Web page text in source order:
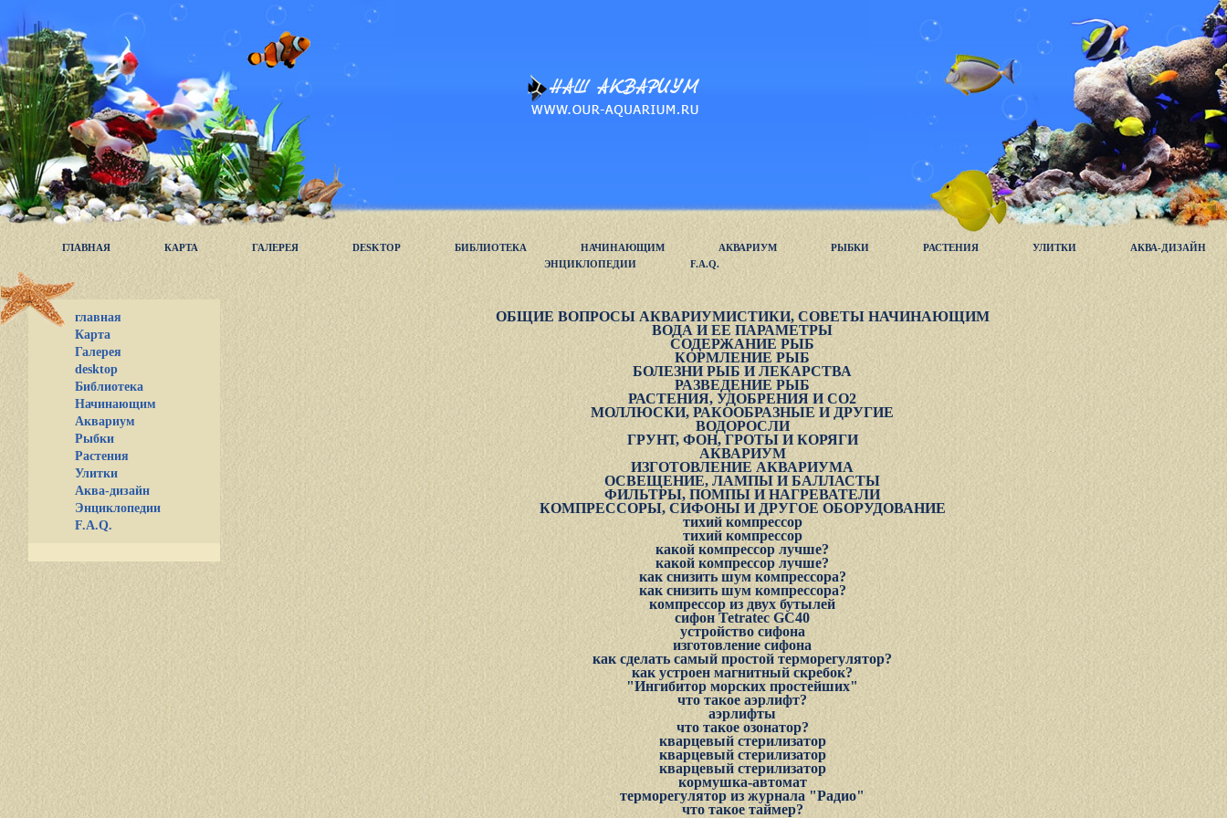
ГЛАВНАЯ КАРТА ГАЛЕРЕЯ DESKTOP БИБЛИОТЕКА НАЧИНАЮЩИМ АКВАРИУМ РЫБКИ РАСТЕНИЯ УЛИТКИ
АКВА-ДИЗАЙН
ЭНЦИКЛОПЕДИИ
F.A.Q.
главная
Карта
Галерея
desktop
Библиотека
Начинающим
Аквариум
Рыбки
Растения
Улитки
Аква-дизайн
Энциклопедии
F.A.Q.
ОБЩИЕ ВОПРОСЫ АКВАРИУМИСТИКИ, СОВЕТЫ НАЧИНАЮЩИМ
ВОДА И ЕЕ ПАРАМЕТРЫ
СОДЕРЖАНИЕ РЫБ
КОРМЛЕНИЕ РЫБ
БОЛЕЗНИ РЫБ И ЛЕКАРСТВА
РАЗВЕДЕНИЕ РЫБ
РАСТЕНИЯ, УДОБРЕНИЯ И CO2
МОЛЛЮСКИ, РАКООБРАЗНЫЕ И ДРУГИЕ
ВОДОРОСЛИ
ГРУНТ, ФОН, ГРОТЫ И КОРЯГИ
АКВАРИУМ
ИЗГОТОВЛЕНИЕ АКВАРИУМА
ОСВЕЩЕНИЕ, ЛАМПЫ И БАЛЛАСТЫ
ФИЛЬТРЫ, ПОМПЫ И НАГРЕВАТЕЛИ
КОМПРЕССОРЫ, СИФОНЫ И ДРУГОЕ ОБОРУДОВАНИЕ
тихий компрессор
тихий компрессор
какой компрессор лучше?
какой компрессор лучше?
как снизить шум компрессора?
как снизить шум компрессора?
компрессор из двух бутылей
сифон Tetratec GC40
устройство сифона
изготовление сифона
как сделать самый пpостой теpмоpегулятоp?
как устроен магнитный скребок?
"Ингибитор морских простейших"
что такое аэрлифт?
аэрлифты
что такое озонатор?
кварцевый стерилизатор
кварцевый стерилизатор
кварцевый стерилизатор
коpмушка-автомат
терморегулятор из журнала "Радио"
что такое таймер?